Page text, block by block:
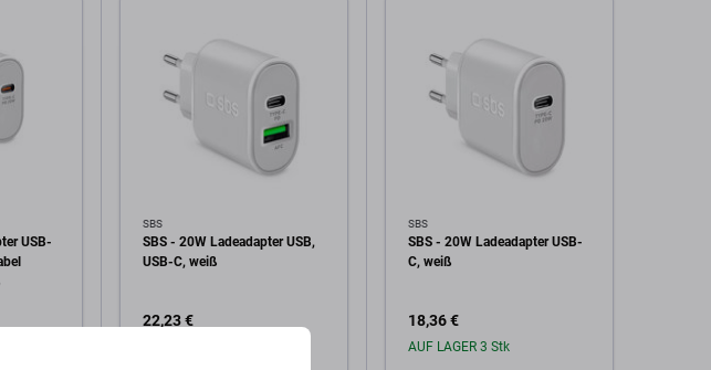
USB-
SBS
SBS - 20W Ladeadapter USB,
USB-C, weiß
22,23 €
SBS
SBS - 20W Ladeadapter USB-
C, weiß
18,36 €
AUF LAGER 3 Stk